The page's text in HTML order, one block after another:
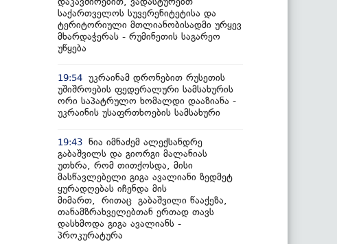
საქართველოს სუვერენიტეტისა და
ტერიტორიული მთლიანობისადმი ურყევ
მხარდაჭერას - რუმინეთის საგარეო
უწყება
19:54 უკრაინამ დრონებით რუსეთის
უშიშროების ფედერალური სამსახურის
ორი საპატრულო ხომალდი დააზიანა -
უკრაინის უსაფრთხოების სამსახური
19:43 ნია იმნაძემ ალექსანდრე
გაბაშვილს და გიორგი მალანიას
უთხრა, რომ თითქოსდა, მისი
მასწავლებელი გიგა ავალიანი ზედმეტ
ყურადღებას იჩენდა მის
მიმართ, რითაც გაბაშვილი წააქეზა,
თანამზრახველებთან ერთად თავს
დასხმოდა გიგა ავალიანს -
პროკურატურა